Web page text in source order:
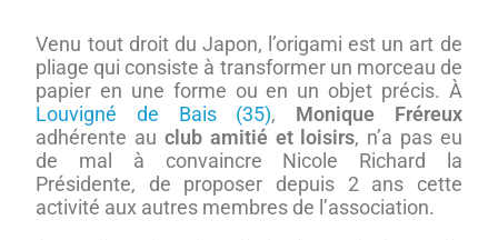
Venu tout droit du Japon, l’origami est un art de
pliage qui consiste à transformer un morceau de
papier en une forme ou en un objet précis. À
Louvigné de Bais (35), Monique Fréreux
adhérente au club amitié et loisirs, n’a pas eu
de mal à convaincre Nicole Richard la
Présidente, de proposer depuis 2 ans cette
activité aux autres membres de l’association.